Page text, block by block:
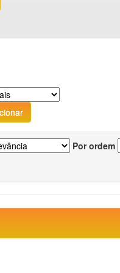
Por ordem